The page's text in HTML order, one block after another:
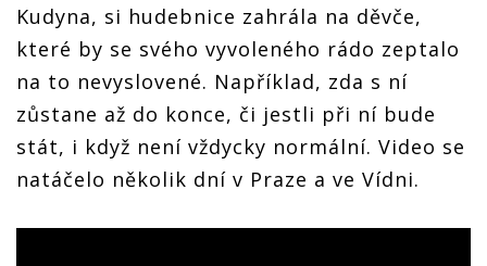
Kudyna, si hudebnice zahrála na děvče,
které by se svého vyvoleného rádo zeptalo
na to nevyslovené. Například, zda s ní
zůstane až do konce, či jestli při ní bude
stát, i když není vždycky normální. Video se
natáčelo několik dní v Praze a ve Vídni.